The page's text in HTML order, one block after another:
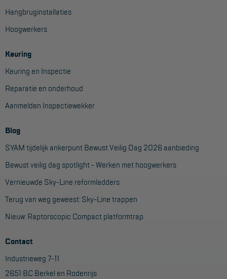
Hangbruginstallaties
Hoogwerkers
Keuring
Keuring en Inspectie
Reparatie en onderhoud
Aanmelden Inspectiewekker
Blog
SYAM tijdelijk ankerpunt Bewust Veilig Dag 2026 aanbieding
Bewust veilig dag spotlight - Werken met hoogwerkers
Vernieuwde Sky-Line reformladders
Terug van weg geweest: Sky-Line trappen
Nieuw: Raptorscopic Compact platformtrap
Contact
Industrieweg 7-11
2651 BC Berkel en Rodenrijs